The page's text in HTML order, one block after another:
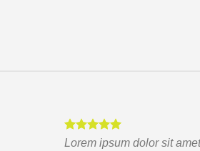
Lorem ipsum dolor sit